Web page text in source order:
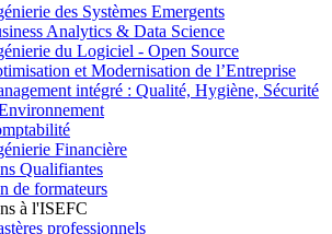
des Systèmes Emergents
Analytics & Data Science
du Logiciel - Open Source
et Modernisation de l’Entreprise
intégré : Qualité, Hygiène, Sécurité
Financière
Qualifiantes
de formateurs
à l'ISEFC
professionnels